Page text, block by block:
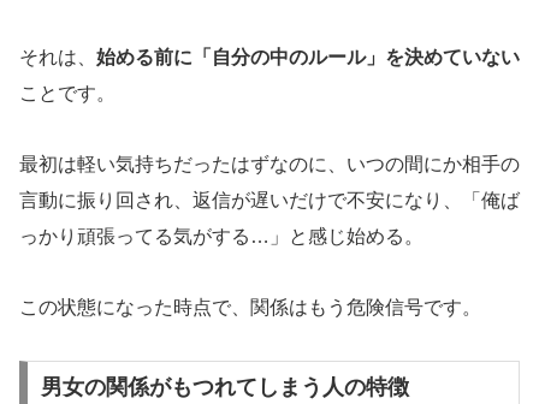
それは、 始める前に「自分の中のルール」を決めていない
ことです。
最初は軽い気持ちだったはずなのに、いつの間にか相手の
言動に振り回され、返信が遅いだけで不安になり、「俺ば
っかり頑張ってる気がする…」と感じ始める。
この状態になった時点で、関係はもう危険信号です。
男女の関係がもつれてしまう人の特徴